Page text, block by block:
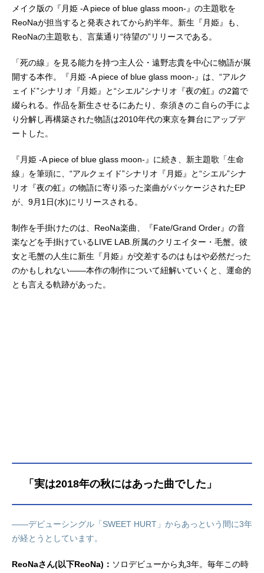
メイク版の『月姫 -A piece of blue glass moon-』の主題歌を
ReoNaが担当すると発表されてから約半年。新生『月姫』も、
ReoNaの主題歌も、言葉通り“待望の”リリースである。
「死の線」を見る能力を持つ主人公・遠野志貴を中心に物語が展
開する本作。『月姫 -A piece of blue glass moon-』は、“アルク
ェイド”シナリオ『月姫』と“シエル”シナリオ『夜の虹』の2篇で
綴られる。作品を新生させるにあたり、奈須きのこ自らの手によ
り分解し再構築された物語は2010年代の東京を舞台にアップデ
ートした。
『月姫 -A piece of blue glass moon-』に続き、新主題歌「生命
線」を筆頭に、“アルクェイド”シナリオ『月姫』と“シエル”シナ
リオ『夜の虹』の物語に寄り添った楽曲がパッケージされたEP
が、9月1日(水)にリリースされる。
制作を手掛けたのは、ReoNa楽曲、『Fate/Grand Order』の音
楽などを手掛けているLIVE LAB.所属のクリエイター・毛蟹。彼
女と毛蟹の人生に新生『月姫』が交差するのはもはや必然だった
のかもしれない――本作の制作について紐解いていくと、運命的
とも言える軌跡があった。
「実は2018年の秋にはあった曲でした」
――デビューシングル「SWEET HURT」からあっという間に3年
が経とうとしています。
ReoNaさん(以下ReoNa)： ソロデビューから丸3年。毎年この時